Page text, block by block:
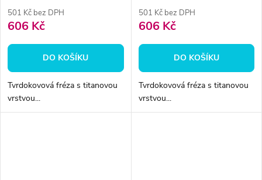
501 Kč bez DPH
606 Kč
DO KOŠÍKU
Tvrdokovová fréza s titanovou
vrstvou...
501 Kč bez DPH
606 Kč
DO KOŠÍKU
Tvrdokovová fréza s titanovou
vrstvou...